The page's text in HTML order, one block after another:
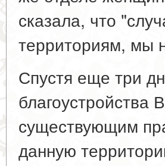
сказала, что
территориям, мы
Спустя еще три
благоустройства
существующим
данную